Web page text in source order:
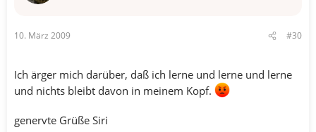
10. März 2009 #30
Ich ärger mich darüber, daß ich lerne und lerne und lerne
und nichts bleibt davon in meinem Kopf.
genervte Grüße Siri